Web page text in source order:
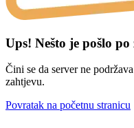
Ups! Nešto je pošlo po
Čini se da server ne
zahtjevu.
Povratak na početnu stranicu